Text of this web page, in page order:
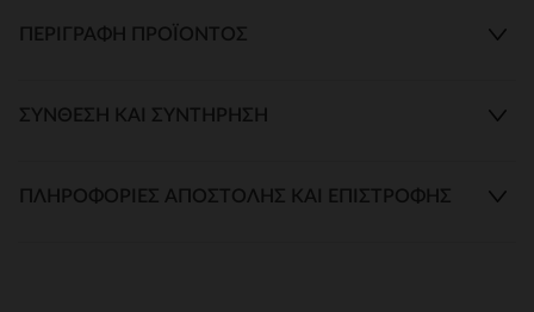
ΠΕΡΙΓΡΑΦΉ ΠΡΟΪΌΝΤΟΣ
ΣΎΝΘΕΣΗ ΚΑΙ ΣΥΝΤΉΡΗΣΗ
ΠΛΗΡΟΦΟΡΊΕΣ ΑΠΟΣΤΟΛΉΣ ΚΑΙ ΕΠΙΣΤΡΟΦΉΣ